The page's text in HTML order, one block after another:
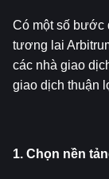
Có một số bước
tương lai
các nhà giao
giao dịch thuận
1. Chọn nền